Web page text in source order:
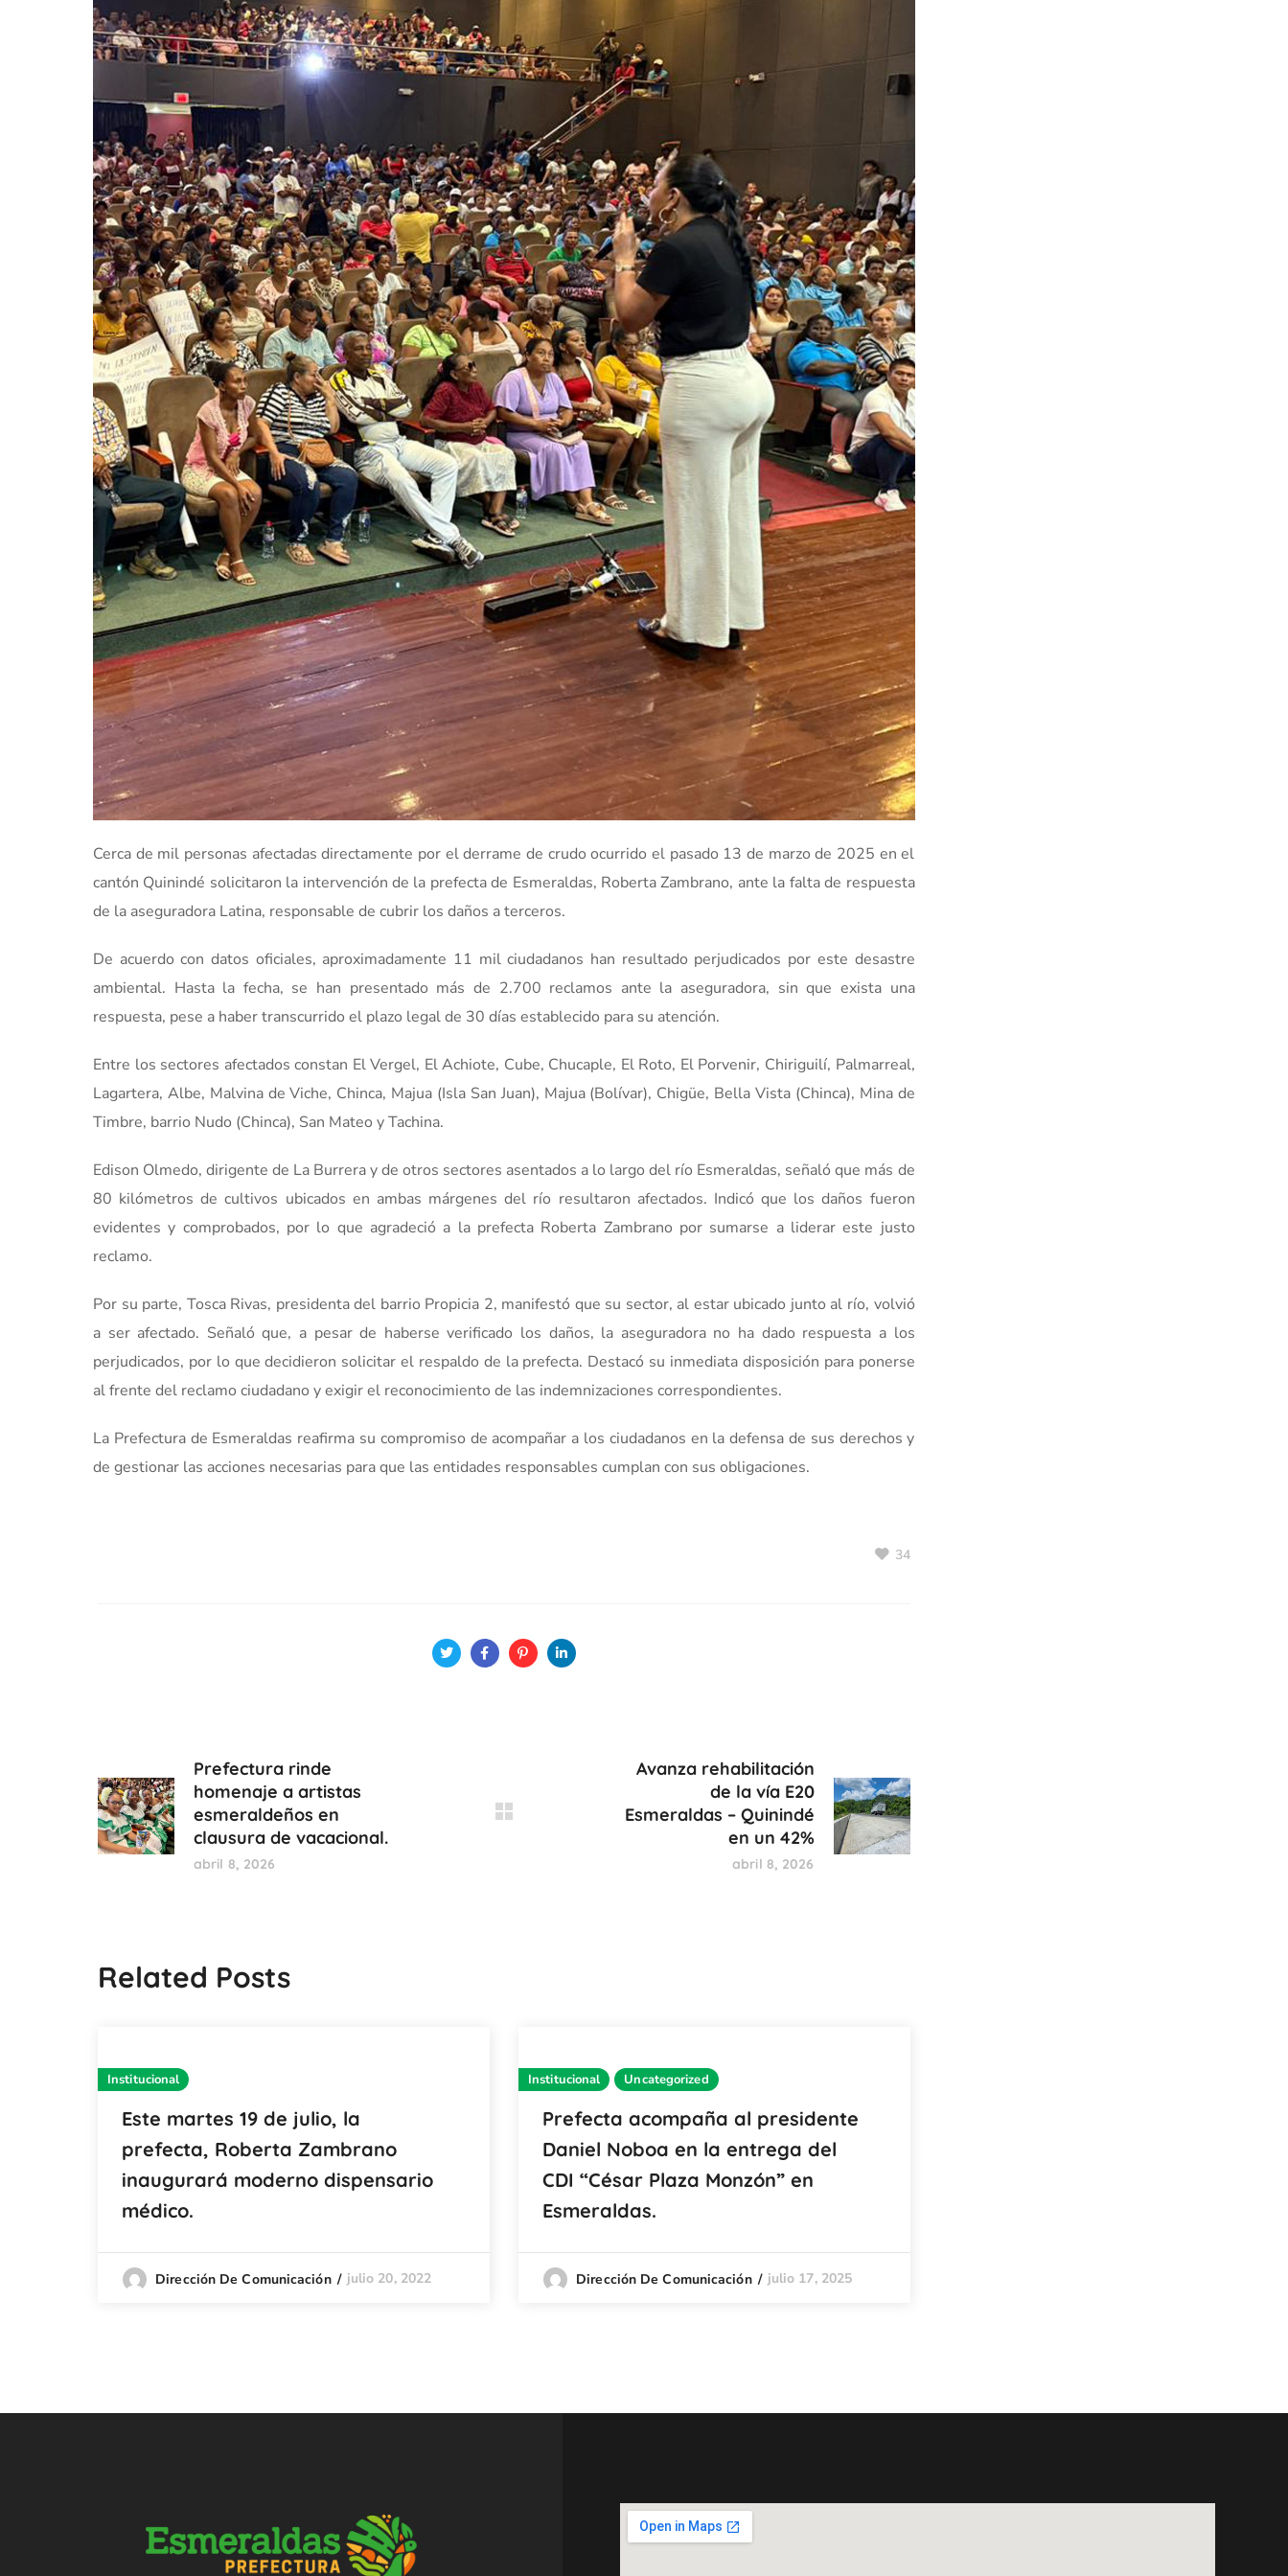
Cerca de mil personas afectadas directamente por el derrame de crudo ocurrido el pasado 13 de marzo de 2025 en el
cantón Quinindé solicitaron la intervención de la prefecta de Esmeraldas, Roberta Zambrano, ante la falta de respuesta
de la aseguradora Latina, responsable de cubrir los daños a terceros.
De acuerdo con datos oficiales, aproximadamente 11 mil ciudadanos han resultado perjudicados por este desastre
ambiental. Hasta la fecha, se han presentado más de 2.700 reclamos ante la aseguradora, sin que exista una
respuesta, pese a haber transcurrido el plazo legal de 30 días establecido para su atención.
Entre los sectores afectados constan El Vergel, El Achiote, Cube, Chucaple, El Roto, El Porvenir, Chiriguilí, Palmarreal,
Lagartera, Albe, Malvina de Viche, Chinca, Majua (Isla San Juan), Majua (Bolívar), Chigüe, Bella Vista (Chinca), Mina de
Timbre, barrio Nudo (Chinca), San Mateo y Tachina.
Edison Olmedo, dirigente de La Burrera y de otros sectores asentados a lo largo del río Esmeraldas, señaló que más de
80 kilómetros de cultivos ubicados en ambas márgenes del río resultaron afectados. Indicó que los daños fueron
evidentes y comprobados, por lo que agradeció a la prefecta Roberta Zambrano por sumarse a liderar este justo
reclamo.
Por su parte, Tosca Rivas, presidenta del barrio Propicia 2, manifestó que su sector, al estar ubicado junto al río, volvió
a ser afectado. Señaló que, a pesar de haberse verificado los daños, la aseguradora no ha dado respuesta a los
perjudicados, por lo que decidieron solicitar el respaldo de la prefecta. Destacó su inmediata disposición para ponerse
al frente del reclamo ciudadano y exigir el reconocimiento de las indemnizaciones correspondientes.
La Prefectura de Esmeraldas reafirma su compromiso de acompañar a los ciudadanos en la defensa de sus derechos y
de gestionar las acciones necesarias para que las entidades responsables cumplan con sus obligaciones.
34
Prefectura rinde
homenaje a artistas
esmeraldeños en
clausura de vacacional.
abril 8, 2026
Avanza rehabilitación
de la vía E20
Esmeraldas – Quinindé
en un 42%
abril 8, 2026
Related Posts
Institucional
Este martes 19 de julio, la
prefecta, Roberta Zambrano
inaugurará moderno dispensario
médico.
Dirección De Comunicación julio 20, 2022
Institucional Uncategorized
Prefecta acompaña al presidente
Daniel Noboa en la entrega del
CDI “César Plaza Monzón” en
Esmeraldas.
Dirección De Comunicación julio 17, 2025